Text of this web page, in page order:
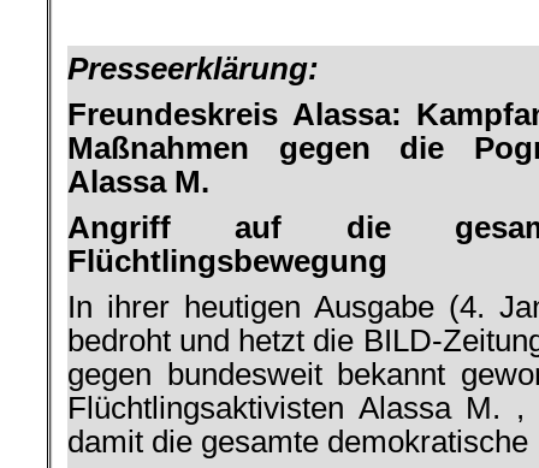
Presseerklärung:
Freundeskreis Alassa:
Maßnahmen gegen die
Alassa M.
Angriff auf die
Flüchtlingsbewegung
In ihrer heutigen Ausgabe (4.
bedroht und hetzt die BILD-
gegen bundesweit bekannt
Flüchtlingsaktivisten Alassa M.
damit die gesamte